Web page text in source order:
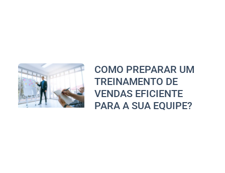
COMO PREPARAR UM
TREINAMENTO DE
VENDAS EFICIENTE
PARA A SUA EQUIPE?